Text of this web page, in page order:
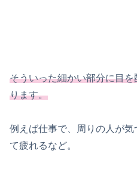
そういった細かい部分に目
ります。
例えば仕事で、周りの人が
て疲れるなど。